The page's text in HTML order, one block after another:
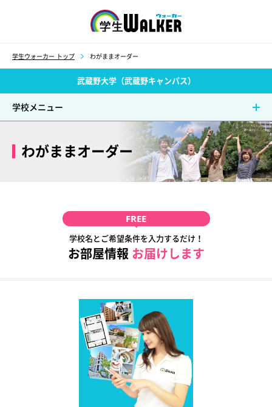
学生ウォーカー トップ わがままオーダー
武蔵野大学（武蔵野キャンパス）
学校メニュー
わがままオーダー
FREE
学校名とご希望条件を入力するだけ！
お部屋情報 お届けします